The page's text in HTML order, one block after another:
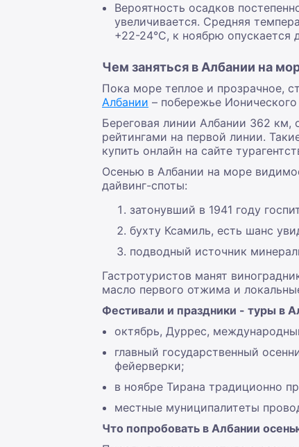
Вероятность осадков
увеличивается. Средняя
+22-24°С, к ноябрю опускается
Чем заняться в Албании на
Пока море теплое и прозрачное,
Албании – побережье
Береговая линии Албании 362 км,
рейтингами на первой линии.
купить онлайн на сайте
Осенью в Албании на море
дайвинг-споты:
затонувший в 1941 году
бухту Ксамиль, есть шанс
подводный источник
Гастротуристов манят
масло первого отжима и
Фестивали и праздники - туры в
октябрь, Дуррес,
главный государственный
фейерверки;
в ноябре Тирана традиционно
местные муниципалитеты
Что попробовать в Албании